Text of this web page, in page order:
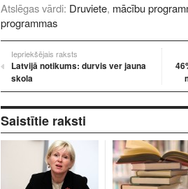
Atslēgas vārdi: Druviete, mācību
programmas
Iepriekšējais raksts
Latvijā notikums: durvis ver jauna
skola
Saistītie raksti